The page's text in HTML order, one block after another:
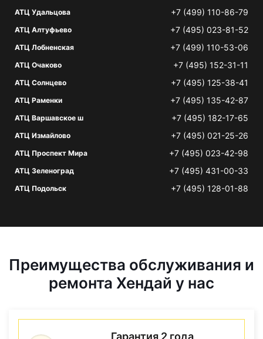
АТЦ Удальцова +7 (499) 110-86-79
АТЦ Алтуфьево +7 (495) 023-81-52
АТЦ Лобненская +7 (499) 110-53-06
АТЦ Очаково +7 (495) 152-31-11
АТЦ Солнцево +7 (495) 125-38-41
АТЦ Раменки +7 (495) 135-42-87
АТЦ Варшавское ш +7 (495) 182-17-65
АТЦ Измайлово +7 (495) 021-25-26
АТЦ Проспект Мира +7 (495) 023-42-98
АТЦ Зеленоград +7 (495) 431-00-33
АТЦ Подольск +7 (495) 128-01-88
Преимущества обслуживания и
ремонта Хендай у нас
Гарантия 2 года